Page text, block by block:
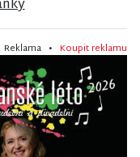
Reklama • Koupit reklamu